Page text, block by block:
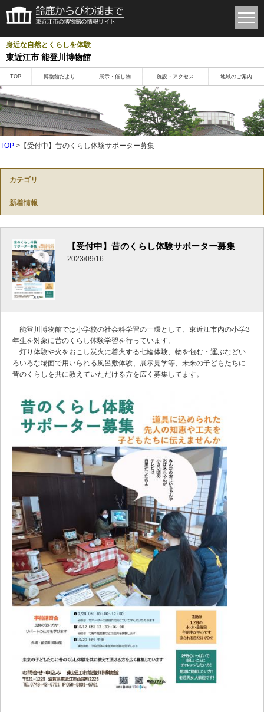
身近な自然とくらしを体験
東近江市 能登川博物館
TOP 博物館だより 展示・催し物 施設・アクセス 地域のご案内
TOP >【受付中】昔のくらし体験サポーター募集
カテゴリ
新着情報
【受付中】昔のくらし体験サポーター募集
2023/09/16
能登川博物館では小学校の社会科学習の一環として、東近江市内の小学3
年生を対象に昔のくらし体験学習を行っています。
灯り体験や火をおこし炭火に着火する七輪体験、物を包む・運ぶなどい
ろいろな場面で用いられる風呂敷体験、展示見学等、未来の子どもたちに
昔のくらしを共に教えていただける方を広く募集してます。